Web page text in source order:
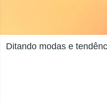
Ditando modas e